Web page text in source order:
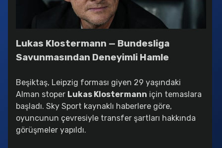
Lukas Klostermann — Bundesliga
Savunmasından Deneyimli Hamle
Beşiktaş, Leipzig forması giyen 29 yaşındaki
Alman stoper Lukas Klostermann için temaslara
başladı. Sky Sport kaynaklı haberlere göre,
oyuncunun çevresiyle transfer şartları hakkında
görüşmeler yapıldı.
Benfica – Fenerbahçe Maçı Canlı Yayın: canlimacizle.ink’te!
2025-08-27 11:54:47
Bruno Lage’den Kerem Aktürkoğlu’na Övgü
2025-08-27 11:29:23
Fenerbahçe'de Hedef Devler Ligi
2025-08-27 11:20:03